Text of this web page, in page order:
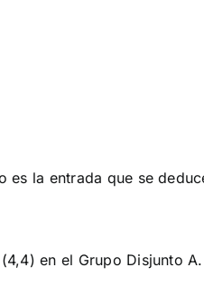
es la entrada que se
en el Grupo Disjunto A.